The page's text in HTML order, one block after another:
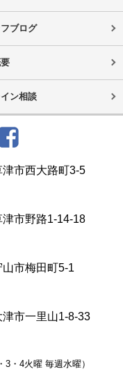
ブログ
ン相談
市西大路町3-5
市野路1-14-18
市梅田町5-1
市一里山1-8-33
・4火曜 毎週水曜）